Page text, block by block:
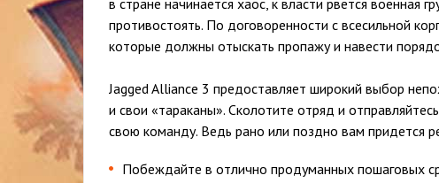
в стране начинается хаос, к власти рвется военная
противостоять. По договоренности с всесильной
которые должны отыскать пропажу и навести
Jagged Alliance 3 предоставляет широкий выбор
и свои «тараканы». Сколотите отряд и
свою команду. Ведь рано или поздно вам придется
Побеждайте в отлично продуманных пошаговых